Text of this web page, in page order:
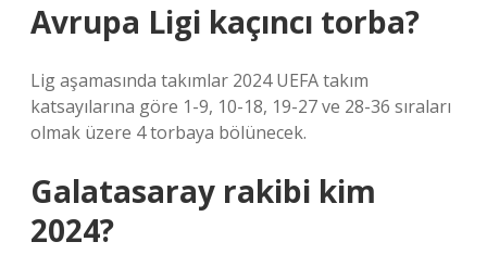
Avrupa Ligi kaçıncı torba?
Lig aşamasında takımlar 2024 UEFA takım
katsayılarına göre 1-9, 10-18, 19-27 ve 28-36 sıraları
olmak üzere 4 torbaya bölünecek.
Galatasaray rakibi kim
2024?